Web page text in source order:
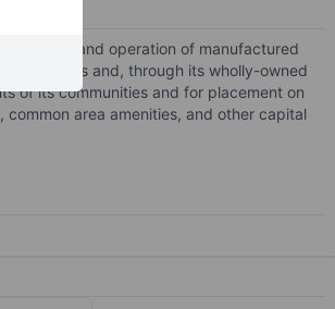
and operation of manufactured
residents and, through its wholly-owned
of its communities and for placement on
area amenities, and other capital